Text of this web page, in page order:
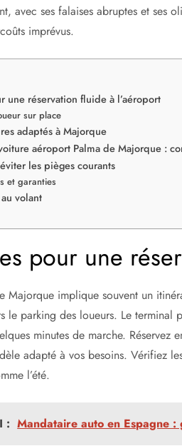
avec ses falaises abruptes et ses
imprévus.
une réservation fluide à l’aéroport
sur place
adaptés à Majorque
aéroport Palma de Majorque :
les pièges courants
et garanties
volant
pour une
Majorque implique souvent un
le parking des loueurs. Le terminal
minutes de marche. Réservez
adapté à vos besoins. Vérifiez
l’été.
: Mandataire auto en Espagne